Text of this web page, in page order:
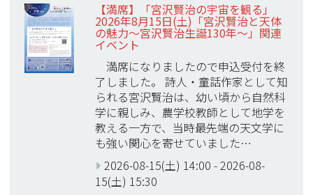
【満席】「宮沢賢治の宇宙を観る」
2026年8月15日(土)「宮沢賢治と天体
の魅力～宮沢賢治生誕130年～」関連
イベント
満席になりましたので申込受付を終
了しました。 詩人・童話作家として知
られる宮沢賢治は、幼い頃から自然科
学に親しみ、農学校教師として地学を
教える一方で、当時最先端の天文学に
も強い関心を寄せていました…
2026-08-15(土) 14:00 -2026-08-
15(土) 15:30